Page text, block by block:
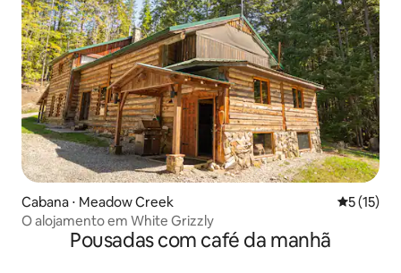
Cabana ⋅ Meadow Creek 5 de uma
5 (15)
O alojamento em White Grizzly
Pousadas com café da manhã